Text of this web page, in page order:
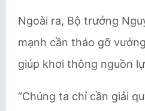
Ngoài ra, Bộ trưởng
mạnh cần tháo gỡ
giúp khơi thông nguồn
“Chúng ta chỉ cần giải